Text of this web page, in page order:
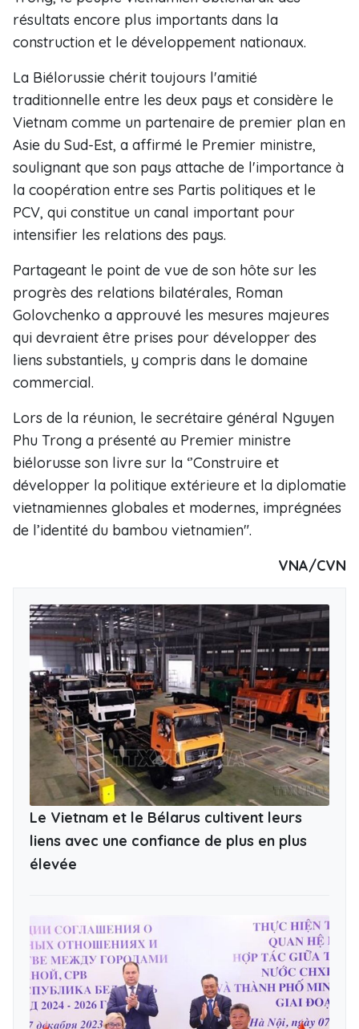
résultats encore plus importants dans la
construction et le développement nationaux.
La Biélorussie chérit toujours l'amitié
traditionnelle entre les deux pays et considère le
Vietnam comme un partenaire de premier plan en
Asie du Sud-Est, a affirmé le Premier ministre,
soulignant que son pays attache de l'importance à
la coopération entre ses Partis politiques et le
PCV, qui constitue un canal important pour
intensifier les relations des pays.
Partageant le point de vue de son hôte sur les
progrès des relations bilatérales, Roman
Golovchenko a approuvé les mesures majeures
qui devraient être prises pour développer des
liens substantiels, y compris dans le domaine
commercial.
Lors de la réunion, le secrétaire général Nguyen
Phu Trong a présenté au Premier ministre
biélorusse son livre sur la ‘’Construire et
développer la politique extérieure et la diplomatie
vietnamiennes globales et modernes, imprégnées
de l’identité du bambou vietnamien".
VNA/CVN
Le Vietnam et le Bélarus cultivent leurs
liens avec une confiance de plus en plus
élevée